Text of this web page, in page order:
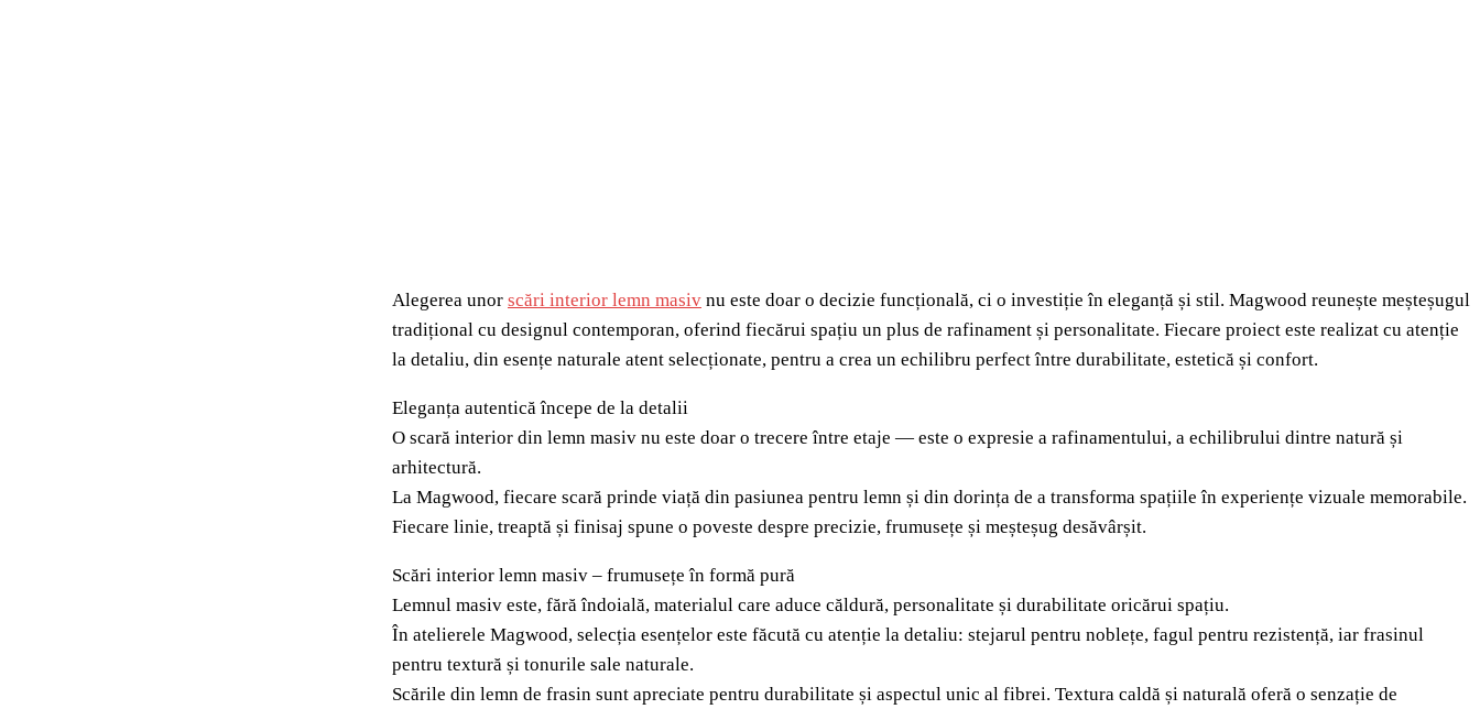
Alegerea unor scări interior lemn masiv nu este doar o decizie funcțională, ci o investiție în eleganță și stil. Magwood reunește meșteșugul
tradițional cu designul contemporan, oferind fiecărui spațiu un plus de rafinament și personalitate. Fiecare proiect este realizat cu atenție
la detaliu, din esențe naturale atent selecționate, pentru a crea un echilibru perfect între durabilitate, estetică și confort.
Eleganța autentică începe de la detalii
O scară interior din lemn masiv nu este doar o trecere între etaje — este o expresie a rafinamentului, a echilibrului dintre natură și
arhitectură.
La Magwood, fiecare scară prinde viață din pasiunea pentru lemn și din dorința de a transforma spațiile în experiențe vizuale memorabile.
Fiecare linie, treaptă și finisaj spune o poveste despre precizie, frumusețe și meșteșug desăvârșit.
Scări interior lemn masiv – frumusețe în formă pură
Lemnul masiv este, fără îndoială, materialul care aduce căldură, personalitate și durabilitate oricărui spațiu.
În atelierele Magwood, selecția esențelor este făcută cu atenție la detaliu: stejarul pentru noblețe, fagul pentru rezistență, iar frasinul
pentru textură și tonurile sale naturale.
Scările din lemn de frasin sunt apreciate pentru durabilitate și aspectul unic al fibrei. Textura caldă și naturală oferă o senzație de